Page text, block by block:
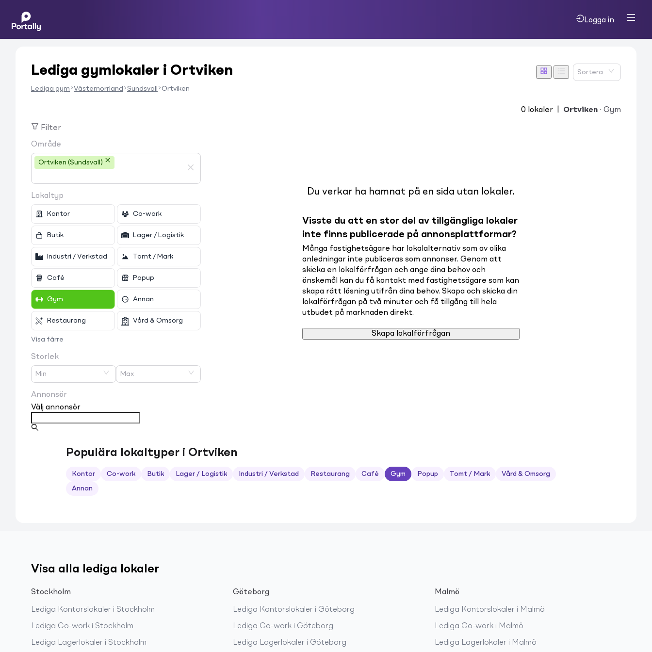
Logga in
Lediga gymlokaler i Ortviken
Lediga gym Västernorrland Sundsvall Ortviken
Sortera
0 lokaler Ortviken · Gym
Filter
Område
Ortviken (Sundsvall)
Lokaltyp
Kontor Co-work
Butik Lager / Logistik
Industri / Verkstad Tomt / Mark
Café Popup
Gym Annan
Restaurang Vård & Omsorg
Visa färre
Storlek
Min Max
Annonsör
Välj annonsör
Du verkar ha hamnat på en sida utan lokaler.
Visste du att en stor del av tillgängliga lokaler
inte finns publicerade på annonsplattformar?
Många fastighetsägare har lokalalternativ som av olika
anledningar inte publiceras som annonser. Genom att
skicka en lokalförfrågan och ange dina behov och
önskemål kan du få kontakt med fastighetsägare som kan
skapa rätt lösning utifrån dina behov. Skapa och skicka din
lokalförfrågan på två minuter och få tillgång till hela
utbudet på marknaden direkt.
Skapa lokalförfrågan
Populära lokaltyper i Ortviken
Kontor Co-work Butik Lager / Logistik Industri / Verkstad Restaurang Café Gym Popup Tomt / Mark Vård & Omsorg
Annan
Visa alla lediga lokaler
Stockholm
Lediga Kontorslokaler i Stockholm
Lediga Co-work i Stockholm
Lediga Lagerlokaler i Stockholm
Göteborg
Lediga Kontorslokaler i Göteborg
Lediga Co-work i Göteborg
Lediga Lagerlokaler i Göteborg
Malmö
Lediga Kontorslokaler i Malmö
Lediga Co-work i Malmö
Lediga Lagerlokaler i Malmö